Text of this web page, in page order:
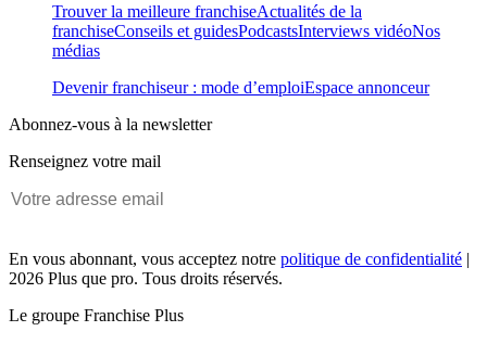
Trouver la meilleure franchiseActualités de la
franchiseConseils et guidesPodcastsInterviews vidéoNos
médias
Devenir franchiseur : mode d’emploiEspace annonceur
Abonnez-vous à la newsletter
Renseignez votre mail
En vous abonnant, vous acceptez notre politique de confidentialité |
2026 Plus que pro. Tous droits réservés.
Le groupe Franchise Plus